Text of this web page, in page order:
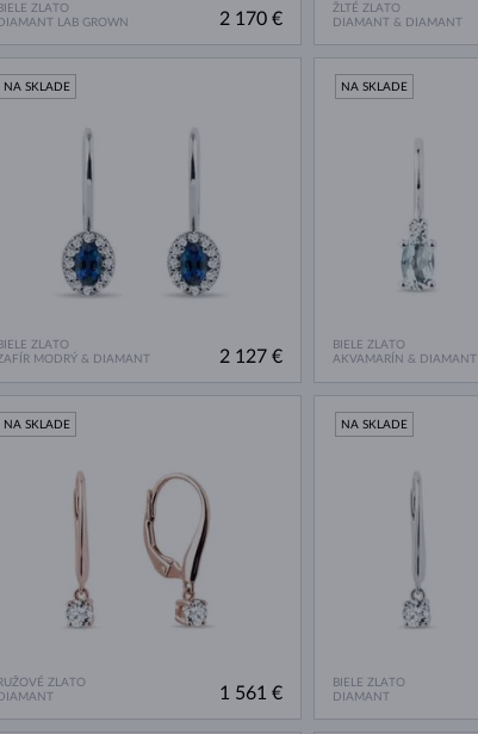
BIELE ZLATO
DIAMANT LAB GROWN
2 170 €
ŽLTÉ ZLATO
DIAMANT & DIAMANT
BIELE ZLATO
MODRÝ & DIAMANT
NA SKLADE
2 127 €
BIELE ZLATO
AKVAMARÍN & DIAMANT
NA SKLADE
RUŽOVÉ ZLATO
DIAMANT
NA SKLADE
1 561 €
BIELE ZLATO
DIAMANT
NA SKLADE